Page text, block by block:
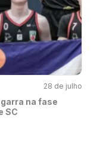
28 de julho
na fase
SC